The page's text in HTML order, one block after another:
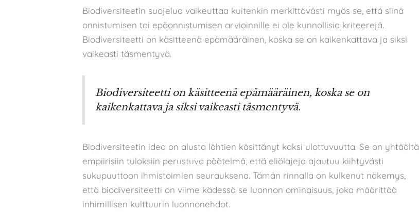
Biodiversiteetin suojelua vaikeuttaa kuitenkin merkittävästi myös se, että siinä
onnistumisen tai epäonnistumisen arvioinnille ei ole kunnollisia kriteerejä.
Biodiversiteetti on käsitteenä epämääräinen, koska se on kaikenkattava ja siksi
vaikeasti täsmentyvä.
Biodiversiteetti on käsitteenä epämääräinen, koska se on
kaikenkattava ja siksi vaikeasti täsmentyvä.
Biodiversiteetin idea on alusta lähtien käsittänyt kaksi ulottuvuutta. Se on yhtäältä
empiirisiin tuloksiin perustuva päätelmä, että eliölajeja ajautuu kiihtyvästi
sukupuuttoon ihmistoimien seurauksena. Tämän rinnalla on kulkenut näkemys,
että biodiversiteetti on viime kädessä se luonnon ominaisuus, joka määrittää
inhimillisen kulttuurin luonnonehdot.